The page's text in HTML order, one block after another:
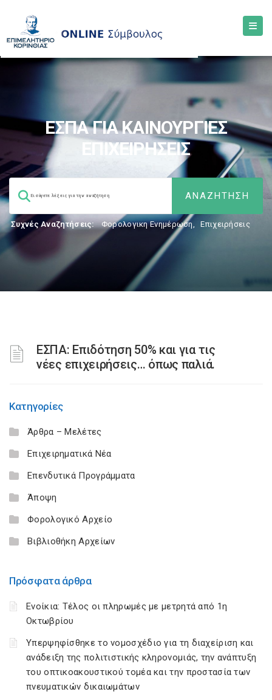
ΕΣΠΑ ΓΙΑ ΚΑΙΝΟΥΡΓΙΕΣ
ΕΠΙΧΕΙΡΗΣΕΙΣ
Συχνές Αναζητήσεις: Φορολογικη Ενημέρωση, Επιχειρήσεις
ΕΣΠΑ: Επιδότηση 50% και για τις
νέες επιχειρήσεις… όπως παλιά.
Κατηγορίες
Άρθρα – Μελέτες
Επιχειρηματικά Νέα
Επενδυτικά Προγράμματα
Άποψη
Φορολογικό Αρχείο
Βιβλιοθήκη Αρχείων
Πρόσφατα άρθρα
Ενοίκια: Τέλος οι πληρωμές με μετρητά από 1η
Οκτωβρίου
Υπερψηφίσθηκε το νομοσχέδιο για τη διαχείριση και
ανάδειξη της πολιτιστικής κληρονομιάς, την ανάπτυξη
του οπτικοακουστικού τομέα και την προστασία των
πνευματικών δικαιωμάτων